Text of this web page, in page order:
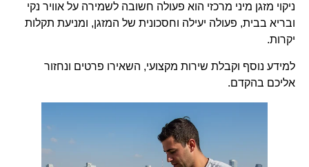
ניקוי מזגן מיני מרכזי הוא פעולה חשובה לשמירה על אוויר נקי
ובריא בבית, פעולה יעילה וחסכונית של המזגן, ומניעת תקלות
יקרות.
למידע נוסף וקבלת שירות מקצועי, השאירו פרטים ונחזור
אליכם בהקדם.